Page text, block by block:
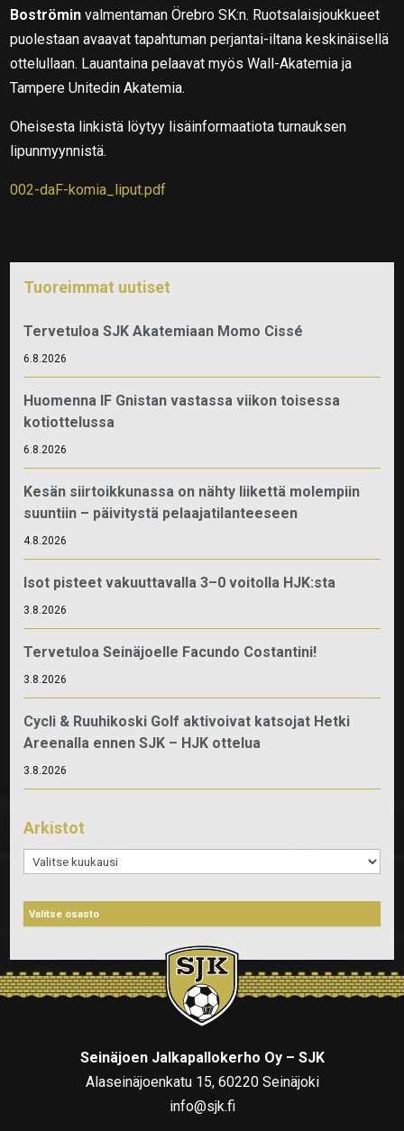
Boströmin valmentaman Örebro SK:n. Ruotsalaisjoukkueet
puolestaan avaavat tapahtuman perjantai-iltana keskinäisellä
ottelullaan. Lauantaina pelaavat myös Wall-Akatemia ja
Tampere Unitedin Akatemia.
Oheisesta linkistä löytyy lisäinformaatiota turnauksen
lipunmyynnistä.
002-daF-komia_liput.pdf
Tuoreimmat uutiset
Tervetuloa SJK Akatemiaan Momo Cissé
6.8.2026
Huomenna IF Gnistan vastassa viikon toisessa
kotiottelussa
6.8.2026
Kesän siirtoikkunassa on nähty liikettä molempiin
suuntiin – päivitystä pelaajatilanteeseen
4.8.2026
Isot pisteet vakuuttavalla 3–0 voitolla HJK:sta
3.8.2026
Tervetuloa Seinäjoelle Facundo Costantini!
3.8.2026
Cycli & Ruuhikoski Golf aktivoivat katsojat Hetki
Areenalla ennen SJK – HJK ottelua
3.8.2026
Arkistot
Arkistot
Seinäjoen Jalkapallokerho Oy – SJK
Alaseinäjoenkatu 15, 60220 Seinäjoki
info@sjk.fi